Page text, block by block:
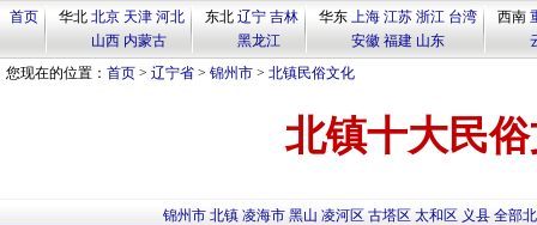
首页 华北 北京 天津 河北
山西 内蒙古
东北 辽宁 吉林
黑龙江
华东 上海 江苏 浙江 台湾
安徽 福建 山东
西南
您现在的位置： 首页 > 辽宁省 > 锦州市 > 北镇民俗文化
北镇十大民
锦州市 北镇 凌海市 黑山 凌河区 古塔区 太和区 义县 全部